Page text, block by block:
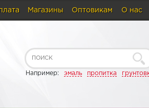
Магазины Оптовикам О нас
Например: эмаль пропитка